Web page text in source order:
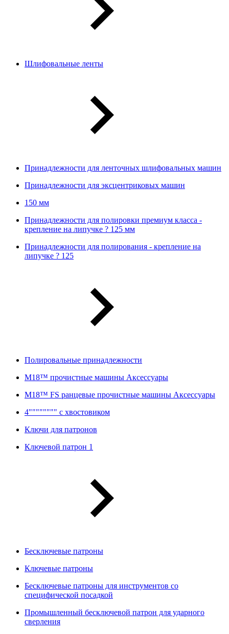
Шлифовальные ленты
Принадлежности для ленточных шлифовальных машин
Принадлежности для эксцентриковых машин
150 мм
Принадлежности для полировки премиум класса -
крепление на липучке ? 125 мм
Принадлежности для полирования - крепление на
липучке ? 125
Полировальные принадлежности
M18™ прочистные машины Аксессуары
M18™ FS ранцевые прочистные машины Аксессуары
4"""""""" с хвостовиком
Ключи для патронов
Ключевой патрон 1
Бесключевые патроны
Ключевые патроны
Бесключевые патроны для инструментов со
специфической посадкой
Промышленный бесключевой патрон для ударного
сверления